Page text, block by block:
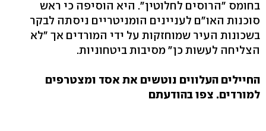
בחומס "הרוסים לחלוטין". היא הוסיפה כי ראש
סוכנות האו"ם לעניינים הומניטריים ניסתה לבקר
בשכונות העיר שמוחזקות על ידי המורדים אך "לא
הצליחה לעשות כן" מסיבות ביטחוניות.
החיילים העלווים נוטשים את אסד ומצטרפים
למורדים. צפו בהודעתם